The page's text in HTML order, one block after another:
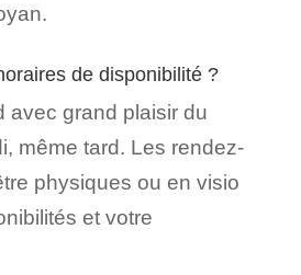
de disponibilité ?
avec grand plaisir du
même tard. Les rendez-
physiques ou en visio
et votre